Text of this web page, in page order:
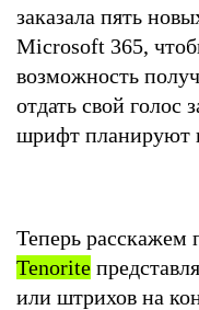
заказала пять
Microsoft 365,
возможность
отдать свой голос
шрифт планируют
Теперь расскажем
Tenorite
или штрихов на